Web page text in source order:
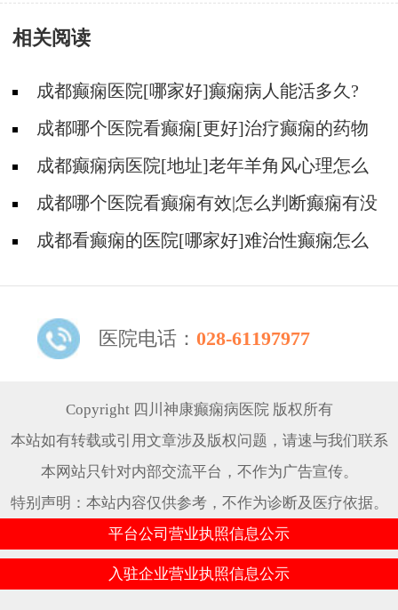
京专家莅临成都免费亲诊，还可申请免费专项检
查与治疗援助!
相关阅读
成都癫痫医院[哪家好]癫痫病人能活多久?
成都哪个医院看癫痫[更好]治疗癫痫的药物
不良反应是什么?
成都癫痫病医院[地址]老年羊角风心理怎么
调整?成都哪个医院看癫痫有效|怎么判断癫痫有没
有发作?
成都看癫痫的医院[哪家好]难治性癫痫怎么
医院电话： 028-61197977
Copyright 四川神康癫痫病医院 版权所有
本站如有转载或引用文章涉及版权问题，请速与我们联系
本网站只针对内部交流平台，不作为广告宣传。
特别声明：本站内容仅供参考，不作为诊断及医疗依据。
平台公司营业执照信息公示
入驻企业营业执照信息公示